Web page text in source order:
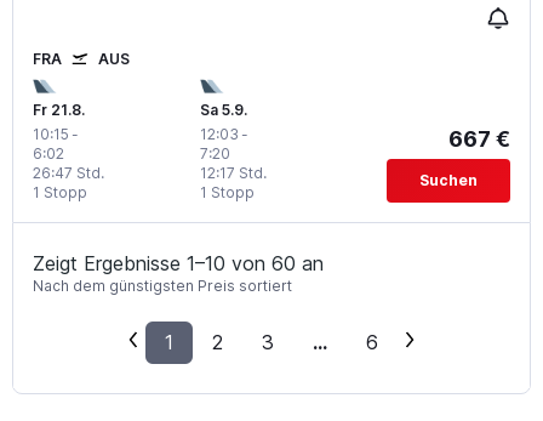
FRA AUS
Fr 21.8.
10:15 -
6:02
1 Stopp
26:47 Std.
Sa 5.9.
12:03 -
7:20
1 Stopp
12:17 Std.
667 €
Suchen
Zeigt Ergebnisse 1–10 von 60 an
Nach dem günstigsten Preis sortiert
1 2 3 ... 6